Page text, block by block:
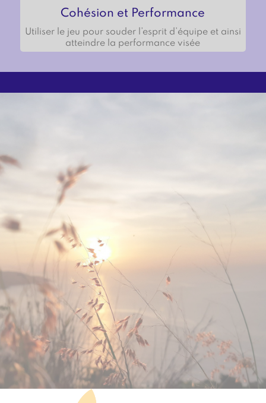
Cohésion et Performance
Utiliser le jeu pour souder l’esprit d’équipe et ainsi
atteindre la performance visée